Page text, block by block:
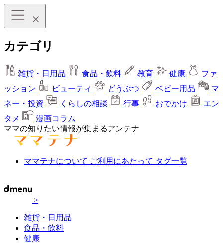
カテゴリ
雑貨・日用品 食品・飲料 教育 健康
ファ
ッション
ビューティ どうぶつ ベビー用品
マ
ネー・投資
くらしの相談 行事 おでかけ
エン
タメ
漫画コラム
ママの知りたい情報が集まるアンテナ
ママテナについて ご利用にあたって タグ一覧
>
雑貨・日用品
食品・飲料
健康